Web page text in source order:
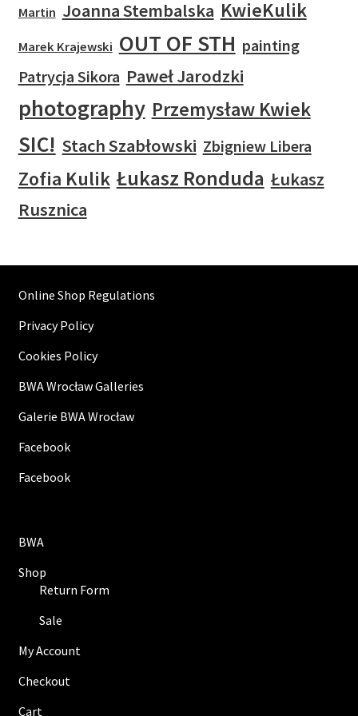
Martin Joanna Stembalska KwieKulik
Marek Krajewski OUT OF STH painting
Patrycja Sikora Paweł Jarodzki
photography Przemysław Kwiek
SIC! Stach Szabłowski Zbigniew Libera
Zofia Kulik Łukasz Ronduda Łukasz
Rusznica
Online Shop Regulations
Privacy Policy
Cookies Policy
BWA Wrocław Galleries
Galerie BWA Wrocław
Facebook
Facebook
BWA
Shop
Return Form
Sale
My Account
Checkout
Cart